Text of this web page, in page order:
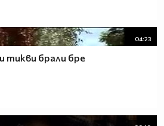
04:23
тикви брали бре